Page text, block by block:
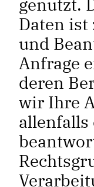
Daten
und
Anfrage
deren
wir Ihre
allenfalls